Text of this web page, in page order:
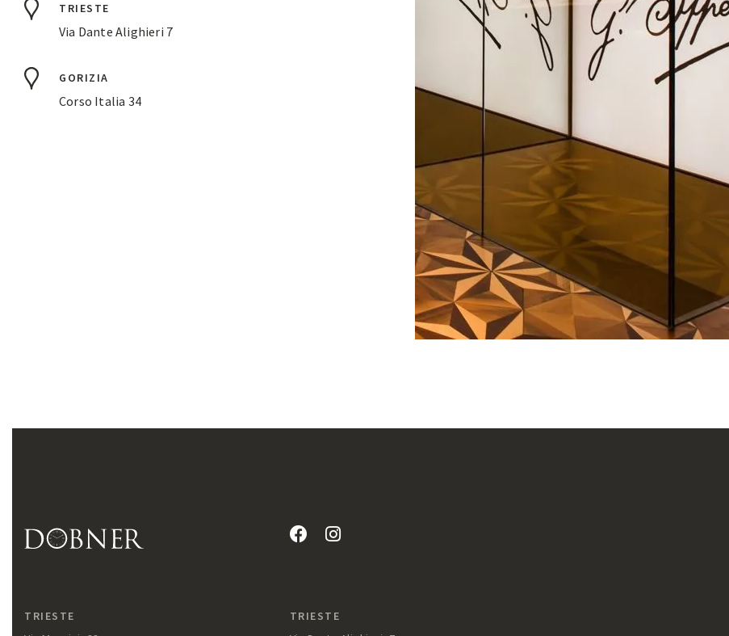
TRIESTE
Via Dante Alighieri 7
GORIZIA
Corso Italia 34
TRIESTE
TRIESTE